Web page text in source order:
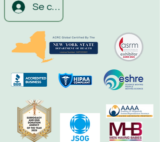
Se connecter